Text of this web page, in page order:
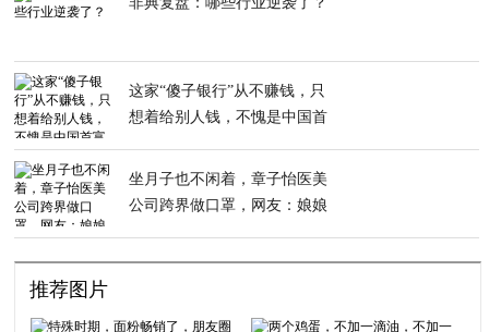
这家“傻子银行”从不赚钱，只
想着给别人钱，不愧是中国首
坐月子也不闲着，章子怡医美
公司跨界做口罩，网友：娘娘
推荐图片